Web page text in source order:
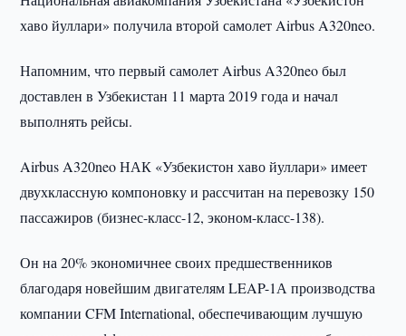
хаво йуллари» получила второй самолет Airbus A320neo.
Напомним, что первый самолет Airbus A320neo был
доставлен в Узбекистан 11 марта 2019 года и начал
выполнять рейсы.
Airbus A320neo НАК «Узбекистон хаво йуллари» имеет
двухклассную компоновку и рассчитан на перевозку 150
пассажиров (бизнес-класс-12, эконом-класс-138).
Он на 20% экономичнее своих предшественников
благодаря новейшим двигателям LEAP-1А производства
компании CFM International, обеспечивающим лучшую